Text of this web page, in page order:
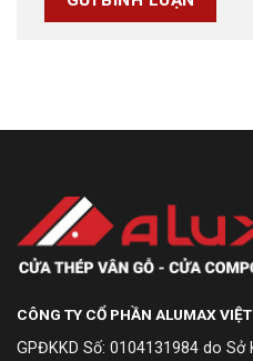
CÔNG TY CỔ PHẦN ALUMAX
GPĐKKD Số: 0104131984 do